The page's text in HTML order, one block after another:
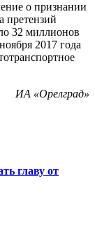
о признании
32 миллионов
2017 года
ИА «Орелград»
главу от